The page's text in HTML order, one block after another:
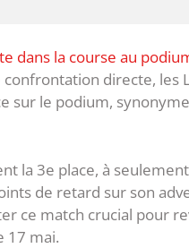
dans la course au
confrontation directe,
sur le podium,
la 3e place, à
de retard sur son
ce match crucial pour
17 mai.